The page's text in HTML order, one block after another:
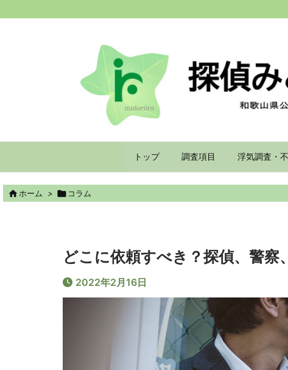
トップ 調査項目 浮気調査・
 ホーム >  コラム
どこに依頼すべき？探偵、警察
2022年2月16日